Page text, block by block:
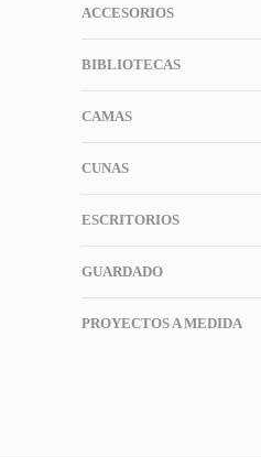
ACCESORIOS
BIBLIOTECAS
CAMAS
CUNAS
ESCRITORIOS
GUARDADO
PROYECTOS A MEDIDA